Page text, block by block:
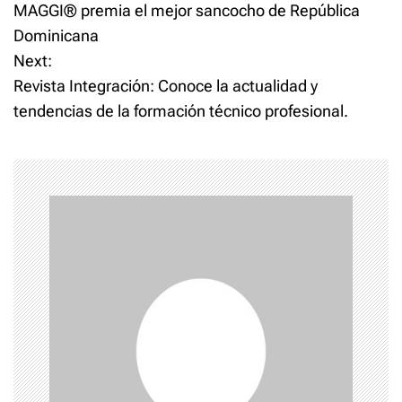
o
s
t
a
v
i
g
a
t
MAGGI® premia el mejor sancocho de República
Dominicana
Next:
Revista Integración: Conoce la actualidad y
tendencias de la formación técnico profesional.